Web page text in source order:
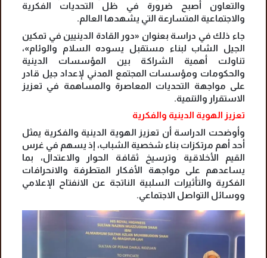
والتعاون أصبح ضرورة في ظل التحديات الفكرية
والاجتماعية المتسارعة التي يشهدها العالم.
جاء ذلك في دراسة بعنوان «دور القادة الدينيين في تمكين
الجيل الشاب لبناء مستقبل يسوده السلام والوئام»،
تناولت أهمية الشراكة بين المؤسسات الدينية
والحكومات ومؤسسات المجتمع المدني لإعداد جيل قادر
على مواجهة التحديات المعاصرة والمساهمة في تعزيز
الاستقرار والتنمية.
تعزيز الهوية الدينية والفكرية
وأوضحت الدراسة أن تعزيز الهوية الدينية والفكرية يمثل
أحد أهم مرتكزات بناء شخصية الشباب، إذ يسهم في غرس
القيم الأخلاقية وترسيخ ثقافة الحوار والاعتدال، بما
يساعدهم على مواجهة الأفكار المتطرفة والانحرافات
الفكرية والتأثيرات السلبية الناتجة عن الانفتاح الإعلامي
ووسائل التواصل الاجتماعي.